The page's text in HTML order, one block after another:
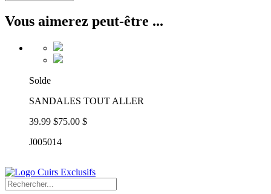
Vous aimerez peut-être ...
Solde
SANDALES TOUT ALLER
39.99 $75.00 $
J005014